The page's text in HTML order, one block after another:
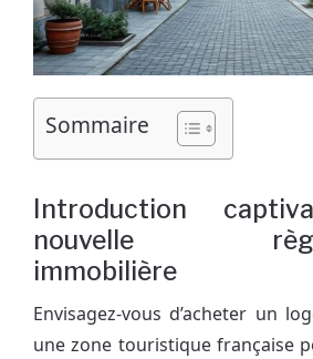
Sommaire
Introduction
nouvelle
immobilière
Envisagez-vous d’acheter un
une zone touristique française